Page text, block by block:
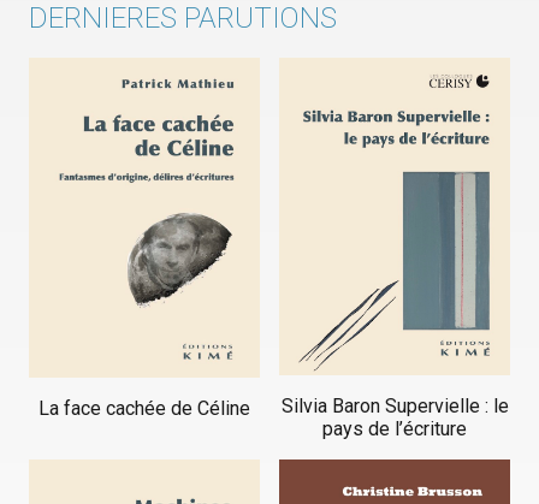
DERNIERES PARUTIONS
La face cachée de Céline
Silvia Baron Supervielle : le
pays de l’écriture